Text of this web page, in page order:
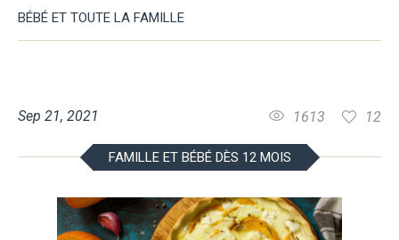
BÉBÉ ET TOUTE LA FAMILLE
Sep 21, 2021 12
1613
FAMILLE ET BÉBÉ DÈS 12 MOIS